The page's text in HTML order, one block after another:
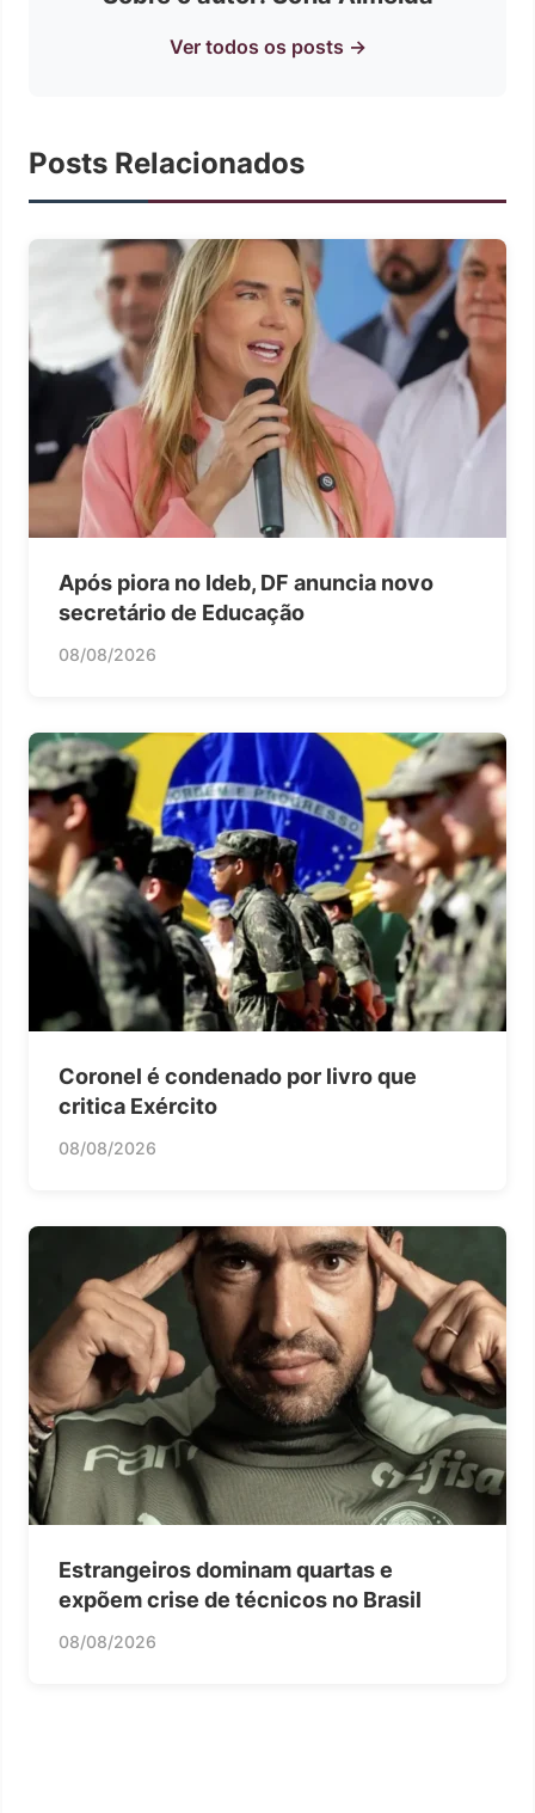
Ver todos os posts →
Posts Relacionados
Após piora no Ideb, DF anuncia novo
secretário de Educação
08/08/2026
Coronel é condenado por livro que
critica Exército
08/08/2026
Estrangeiros dominam quartas e
expõem crise de técnicos no Brasil
08/08/2026